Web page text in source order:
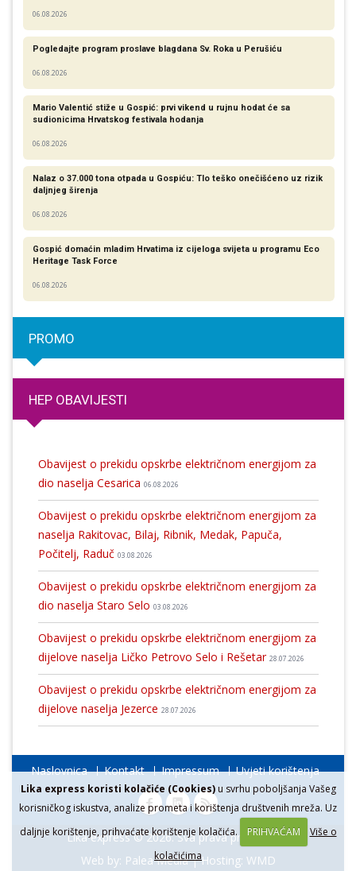
Lika express koristi kolačiće (Cookies)u svrhu poboljšanja Vašeg
korisničkog iskustva, analize prometa i korištenja društvenih mreža. Uz
daljnje korištenje, prihvaćate korištenje kolačića.
PRIHVAĆAM
Više o
kolačićima
06.08.2026
Pogledajte program proslave blagdana Sv. Roka u Perušiću
06.08.2026
Mario Valentić stiže u Gospić: prvi vikend u rujnu hodat će sa
sudionicima Hrvatskog festivala hodanja
06.08.2026
Nalaz o 37.000 tona otpada u Gospiću: Tlo teško onečišćeno uz rizik
daljnjeg širenja
06.08.2026
Gospić domaćin mladim Hrvatima iz cijeloga svijeta u programu Eco
Heritage Task Force
06.08.2026
PROMO
HEP OBAVIJESTI
Obavijest o prekidu opskrbe električnom energijom za
dio naselja Cesarica 06.08.2026
Obavijest o prekidu opskrbe električnom energijom za
naselja Rakitovac, Bilaj, Ribnik, Medak, Papuča,
Počitelj, Raduč 03.08.2026
Obavijest o prekidu opskrbe električnom energijom za
dio naselja Staro Selo 03.08.2026
Obavijest o prekidu opskrbe električnom energijom za
dijelove naselja Ličko Petrovo Selo i Rešetar 28.07.2026
Obavijest o prekidu opskrbe električnom energijom za
dijelove naselja Jezerce 28.07.2026
Naslovnica Kontakt Impressum Uvjeti korištenja
Lika express © 2026. Sva prava pridržana.
Web by: Palea Media| Hosting: WMD